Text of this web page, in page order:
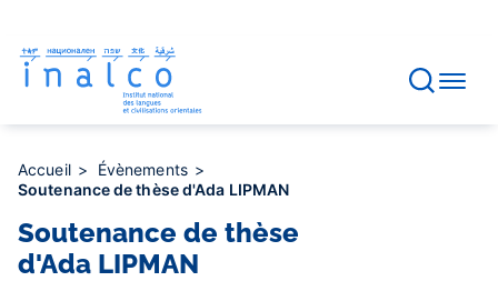
contenu
principal
Accueil
Évènements
Soutenance de thèse d'Ada LIPMAN
Soutenance de thèse
d'Ada LIPMAN